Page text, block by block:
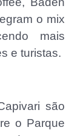
o mix
mais
e turistas.
são
o Parque